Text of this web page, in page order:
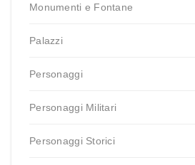
Monumenti e Fontane
Palazzi
Personaggi
Personaggi Militari
Personaggi Storici